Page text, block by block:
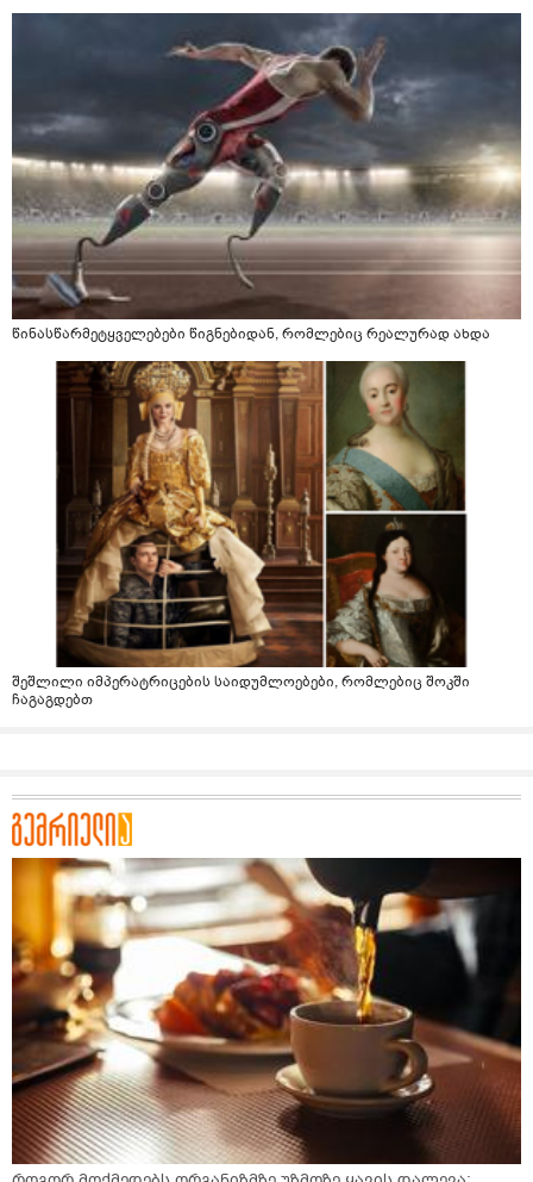
წინასწარმეტყველებები წიგნებიდან, რომლებიც რეალურად ახდა
შეშლილი იმპერატრიცების საიდუმლოებები, რომლებიც შოკში
ჩაგაგდებთ